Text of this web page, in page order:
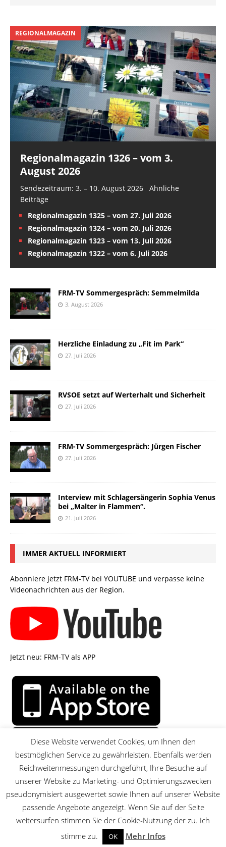
REGIONALMAGAZIN
Regionalmagazin 1326 – vom 3.
August 2026
Sendezeitraum: 3. – 10. August 2026 Ähnliche
Beiträge
Regionalmagazin 1325 – vom 27. Juli 2026
Regionalmagazin 1324 – vom 20. Juli 2026
Regionalmagazin 1323 – vom 13. Juli 2026
Regionalmagazin 1322 – vom 6. Juli 2026
FRM-TV Sommergespräch: Semmelmilda
3. August 2026
Herzliche Einladung zu „Fit im Park“
27. Juli 2026
RVSOE setzt auf Werterhalt und Sicherheit
27. Juli 2026
FRM-TV Sommergespräch: Jürgen Fischer
27. Juli 2026
Interview mit Schlagersängerin Sophia Venus
bei „Malter in Flammen“.
21. Juli 2026
IMMER AKTUELL INFORMIERT
Abonniere jetzt FRM-TV bei YOUTUBE und verpasse keine
Videonachrichten aus der Region.
Jetzt neu: FRM-TV als APP
MENU
© 2026 FRM-TV
Diese Website verwendet Cookies, um Ihnen den
bestmöglichen Service zu gewährleisten. Ebenfalls werden
Reichweitenmessungen durchgeführt, Ihre Besuche auf
unserer Website zu Marketing- und Optimierungszwecken
pseudonymisiert ausgewertet sowie Ihnen auf unserer Website
passende Angebote angezeigt. Wenn Sie auf der Seite
weitersurfen stimmen Sie der Cookie-Nutzung der zu. Ich
stimme zu.
OK Mehr Infos